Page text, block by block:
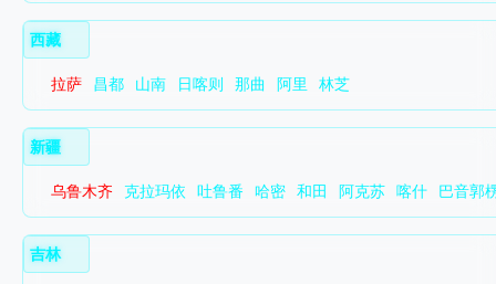
西藏
拉萨 昌都 山南 日喀则 那曲 阿里 林芝
新疆
乌鲁木齐 克拉玛依 吐鲁番 哈密 和田 阿克苏 喀什 巴音郭
吉林